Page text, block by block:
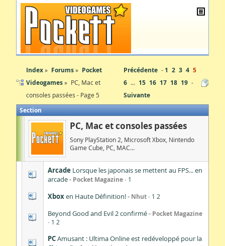
Index Forums
Pocket
Videogames
PC, Mac et
consoles passées - Page 5
Précédente 1 2 3 4 5
6 ... 15 16 17 18 19
Suivante
Section
PC, Mac et consoles passées
Sony PlayStation 2, Microsoft Xbox, Nintendo
Game Cube, PC, MAC...
Arcade Lorsque les japonais se mettent au FPS... en
arcade
Pocket Magazine 1
Xboxen Haute Définition! Nhut 1 2
Beyond Good and Evil 2 confirmé Pocket Magazine
1 2
PCAmusant : Ultima Online est redéveloppé pour la